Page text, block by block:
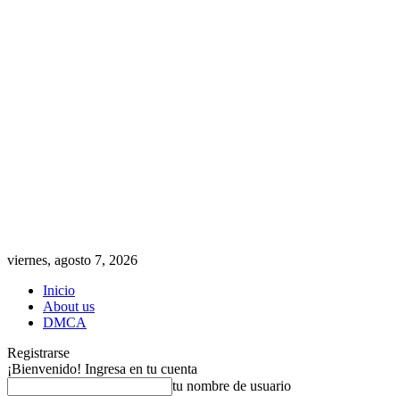
viernes, agosto 7, 2026
Inicio
About us
DMCA
Registrarse
¡Bienvenido! Ingresa en tu cuenta
tu nombre de usuario